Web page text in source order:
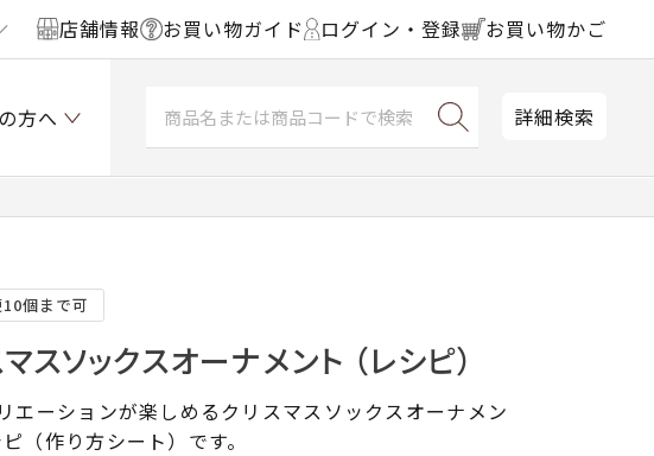
店舗情報 お買い物ガイド ログイン・登録 お買い物かご
方へ 詳細検索
個まで可
スソックスオーナメント （レシピ）
エーションが楽しめるクリスマスソックスオーナメン
（作り方シート）です。